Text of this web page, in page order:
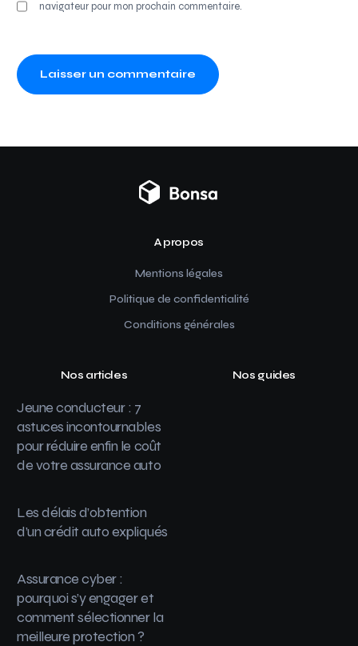
navigateur pour mon prochain commentaire.
A propos
Mentions légales
Politique de confidentialité
Conditions générales
Nos articles
Jeune conducteur : 7
astuces incontournables
pour réduire enfin le coût
de votre assurance auto
Les délais d’obtention
d’un crédit auto expliqués
Assurance cyber :
pourquoi s’y engager et
comment sélectionner la
meilleure protection ?
Nos guides